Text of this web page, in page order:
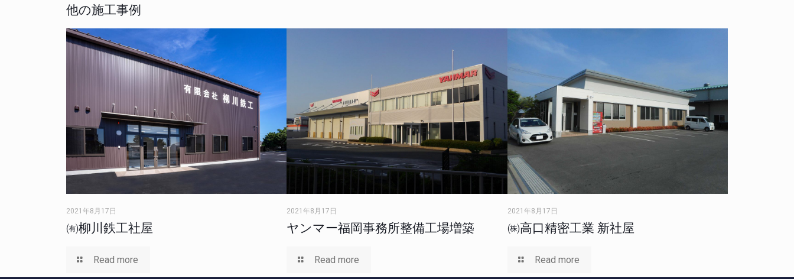
他の施工事例
2021年8月17日
㈲柳川鉄工社屋
Read more
2021年8月17日
ヤンマー福岡事務所整備工場増築
Read more
2021年8月17日
㈱高口精密工業 新社屋
Read more